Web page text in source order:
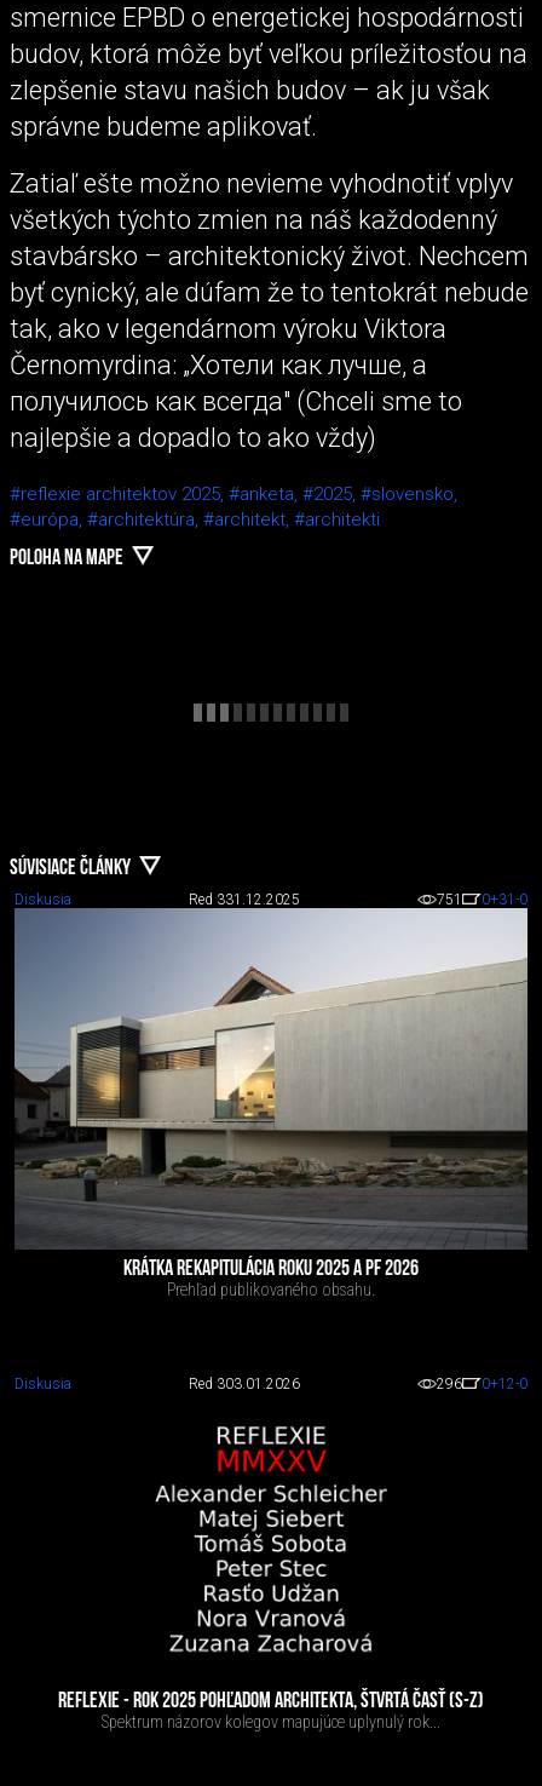
smernice EPBD o energetickej hospodárnosti
budov, ktorá môže byť veľkou príležitosťou na
zlepšenie stavu našich budov – ak ju však
správne budeme aplikovať.
Zatiaľ ešte možno nevieme vyhodnotiť vplyv
všetkých týchto zmien na náš každodenný
stavbársko – architektonický život. Nechcem
byť cynický, ale dúfam že to tentokrát nebude
tak, ako v legendárnom výroku Viktora
Černomyrdina: „Хотели как лучше, а
получилось как всегда" (Chceli sme to
najlepšie a dopadlo to ako vždy)
#reflexie architektov 2025, #anketa, #2025, #slovensko,
#európa, #architektúra, #architekt, #architekti
POLOHA NA MAPE
SÚVISIACE ČLÁNKY
Diskusia Red 331.12.2025 751 0+31 -0
KRÁTKA REKAPITULÁCIA ROKU 2025 A PF 2026
Prehľad publikovaného obsahu.
Diskusia Red 303.01.2026 296 0+12-0
REFLEXIE - ROK 2025 POHĽADOM ARCHITEKTA, ŠTVRTÁ ČASŤ (S-Z)
Spektrum názorov kolegov mapujúce uplynulý rok...